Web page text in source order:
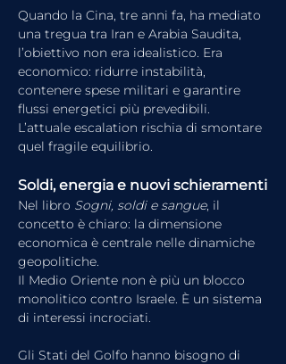
Quando la Cina, tre anni fa, ha mediato
una tregua tra Iran e Arabia Saudita,
l’obiettivo non era idealistico. Era
economico: ridurre instabilità,
contenere spese militari e garantire
flussi energetici più prevedibili.
L’attuale escalation rischia di smontare
quel fragile equilibrio.
Soldi, energia e nuovi schieramenti
Nel libro Sogni, soldi e sangue, il
concetto è chiaro: la dimensione
economica è centrale nelle dinamiche
geopolitiche.
Il Medio Oriente non è più un blocco
monolitico contro Israele. È un sistema
di interessi incrociati.
Gli Stati del Golfo hanno bisogno di